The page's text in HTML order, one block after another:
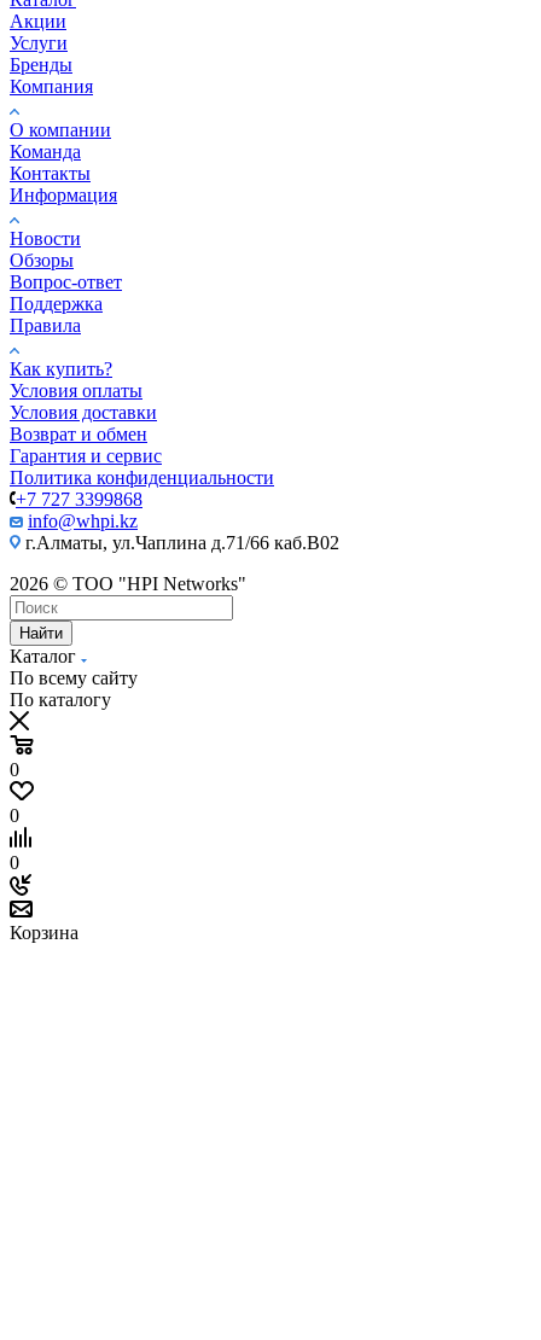
Акции
Услуги
Бренды
Компания
О компании
Команда
Контакты
Информация
Новости
Обзоры
Вопрос-ответ
Поддержка
Правила
Как купить?
Условия оплаты
Условия доставки
Возврат и обмен
Гарантия и сервис
Политика конфиденциальности
+7 727 3399868
info@whpi.kz
г.Алматы, ул.Чаплина д.71/66 каб.B02
2026 © ТОО "HPI Networks"
Найти
Каталог
По всему сайту
По каталогу
0
0
0
Корзина